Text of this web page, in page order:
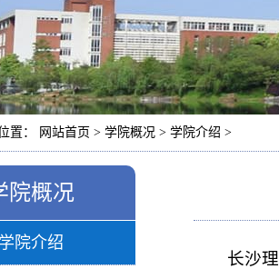
置： 网站首页 > 学院概况 > 学院介绍 >
院概况
学院介绍
长沙